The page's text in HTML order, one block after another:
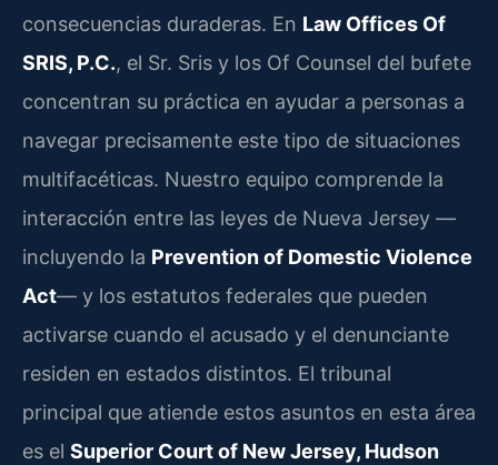
consecuencias duraderas. En Law Offices Of
SRIS, P.C., el Sr. Sris y los Of Counsel del bufete
concentran su práctica en ayudar a personas a
navegar precisamente este tipo de situaciones
multifacéticas. Nuestro equipo comprende la
interacción entre las leyes de Nueva Jersey —
incluyendo la Prevention of Domestic Violence
Act— y los estatutos federales que pueden
activarse cuando el acusado y el denunciante
residen en estados distintos. El tribunal
principal que atiende estos asuntos en esta área
es el Superior Court of New Jersey, Hudson